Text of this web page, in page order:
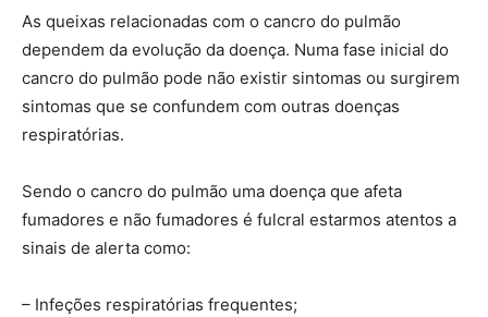
As queixas relacionadas com o cancro do pulmão
dependem da evolução da doença. Numa fase inicial do
cancro do pulmão pode não existir sintomas ou surgirem
sintomas que se confundem com outras doenças
respiratórias.
Sendo o cancro do pulmão uma doença que afeta
fumadores e não fumadores é fulcral estarmos atentos a
sinais de alerta como:
– Infeções respiratórias frequentes;